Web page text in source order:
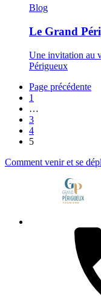
Blog
Le Grand
Une invitation au
Périgueux
Page précédente
1
…
3
4
5
Comment venir et se